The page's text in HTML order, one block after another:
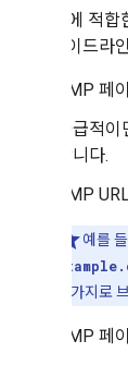
Google에 적
추가 가이드라
AMP 페
가급적
합니다.
AMP
예를
찬가지로
AMP 페